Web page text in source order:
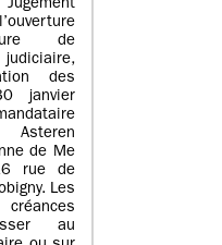
de
des
janvier
Asteren
de Me
rue de
Les
au